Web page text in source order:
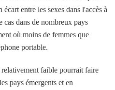
entre les sexes dans l'accès à
cas dans de nombreux pays
où moins de femmes que
portable.
faible pourrait faire
pays émergents et en